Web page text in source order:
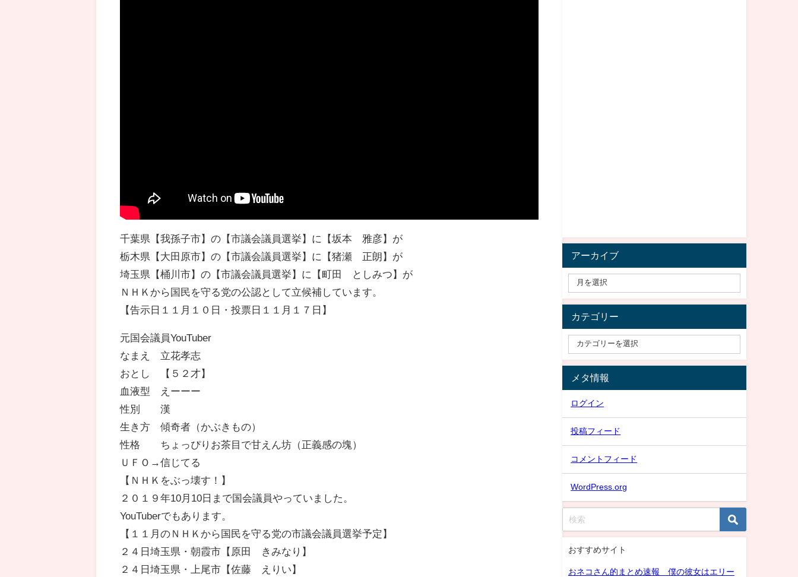
千葉県【我孫子市】の【市議会議員選挙】に【坂本 雅彦】が
栃木県【大田原市】の【市議会議員選挙】に【猪瀬 正朗】が
埼玉県【桶川市】の【市議会議員選挙】に【町田 としみつ】が
ＮＨＫから国民を守る党の公認として立候補しています。
【告示日１１月１０日・投票日１１月１７日】
元国会議員YouTuber
なまえ 立花孝志
おとし 【５２才】
血液型 えーーー
性別 漢
生き方 傾奇者（かぶきもの）
性格 ちょっぴりお茶目で甘えん坊（正義感の塊）
ＵＦＯ→信じてる
【ＮＨＫをぶっ壊す！】
２０１９年10月10日まで国会議員やっていました。
YouTuberでもあります。
【１１月のＮＨＫから国民を守る党の市議会議員選挙予定】
２４日埼玉県・朝霞市【原田 きみなり】
２４日埼玉県・上尾市【佐藤 えりい】
アーカイブ
カテゴリー
メタ情報
ログイン
投稿フィード
コメントフィード
WordPress.org
おすすめサイト
おネコさん的まとめ速報 僕の彼女はエリー